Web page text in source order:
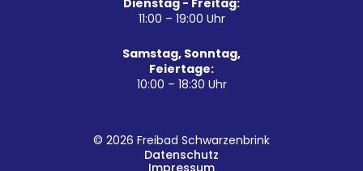
11:00 – 19:00 Uhr
Samstag, Sonntag,
Feiertage:
10:00 – 18:30 Uhr
© 2026 Freibad Schwarzenbrink
Datenschutz
Impressum